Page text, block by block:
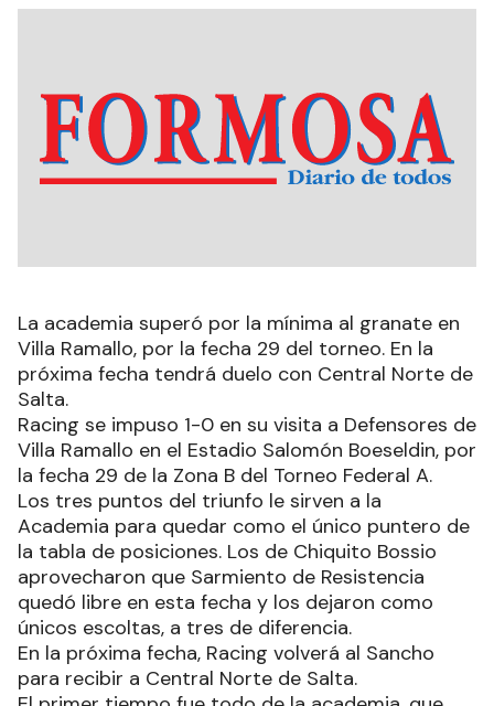
La academia superó por la mínima al granate en
Villa Ramallo, por la fecha 29 del torneo. En la
próxima fecha tendrá duelo con Central Norte de
Salta.
Racing se impuso 1-0 en su visita a Defensores de
Villa Ramallo en el Estadio Salomón Boeseldin, por
la fecha 29 de la Zona B del Torneo Federal A.
Los tres puntos del triunfo le sirven a la
Academia para quedar como el único puntero de
la tabla de posiciones. Los de Chiquito Bossio
aprovecharon que Sarmiento de Resistencia
quedó libre en esta fecha y los dejaron como
únicos escoltas, a tres de diferencia.
En la próxima fecha, Racing volverá al Sancho
para recibir a Central Norte de Salta.